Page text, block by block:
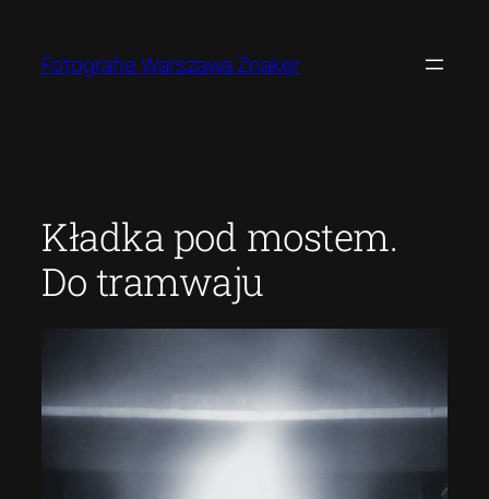
treściFotografie Warszawa Znaker
Kładka pod mostem.
Do tramwaju